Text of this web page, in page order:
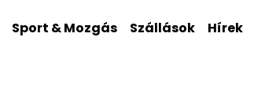
Sport & Mozgás Szállások Hírek